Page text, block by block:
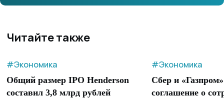
Читайте также
#Экономика
Общий размер IPO Henderson
составил 3,8 млрд рублей
#Экономика
Сбер и
соглашение о